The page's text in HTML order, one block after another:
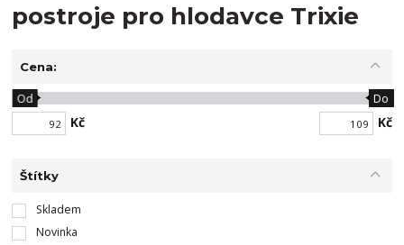
postroje pro hlodavce Trixie
Cena:
Kč
Od Do
Kč
Štítky
Skladem
Novinka